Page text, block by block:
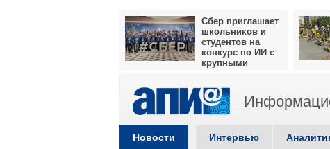
Сбер приглашает
школьников и
студентов на
конкурс по ИИ с
крупными
Новости Интервью